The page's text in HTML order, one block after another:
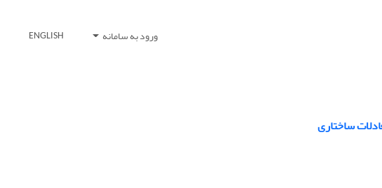
ورود به سامانه ENGLISH
ساختاری